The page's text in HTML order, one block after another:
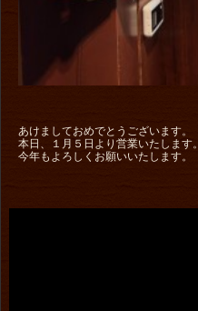
あけましておめでとうございます。
本日、１月５日より営業いたします。
今年もよろしくお願いいたします。